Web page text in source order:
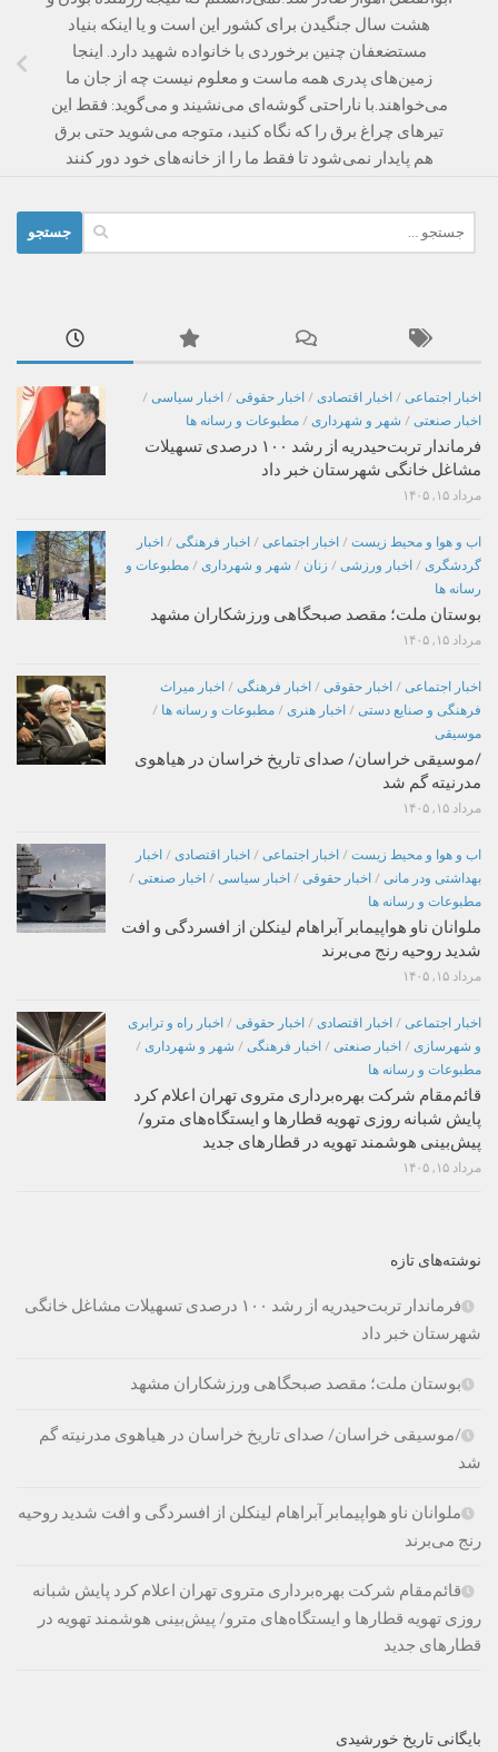
هشت سال جنگیدن برای کشور این است و یا اینکه بنیاد
مستضعفان چنین برخوردی با خانواده شهید دارد. اینجا
زمین‌های پدری همه ماست و معلوم نیست چه از جان ما
می‌خواهند.با ناراحتی گوشه‌ای می‌نشیند و می‌گوید: فقط این
تیرهای چراغ برق را که نگاه کنید، متوجه می‌شوید حتی برق
هم پایدار نمی‌شود تا فقط ما را از خانه‌های خود دور کنند
برای:
اخبار اجتماعی / اخبار اقتصادی / اخبار حقوقی / اخبار سیاسی /
اخبار صنعتی / شهر و شهرداری / مطبوعات و رسانه ها
فرماندار تربت‌حیدریه از رشد ۱۰۰ درصدی تسهیلات
مشاغل خانگی شهرستان خبر داد
مرداد ۱۵, ۱۴۰۵
اب و هوا و محیط زیست / اخبار اجتماعی / اخبار فرهنگی / اخبار
گردشگری / اخبار ورزشی / زنان / شهر و شهرداری / مطبوعات و
رسانه ها
بوستان ملت؛ مقصد صبحگاهی ورزشکاران مشهد
مرداد ۱۵, ۱۴۰۵
اخبار اجتماعی / اخبار حقوقی / اخبار فرهنگی / اخبار میراث
فرهنگی و صنایع دستی / اخبار هنری / مطبوعات و رسانه ها /
موسیقی
/موسیقی خراسان/ صدای تاریخ خراسان در هیاهوی
مدرنیته گم شد
مرداد ۱۵, ۱۴۰۵
اب و هوا و محیط زیست / اخبار اجتماعی / اخبار اقتصادی / اخبار
بهداشتی ودر مانی / اخبار حقوقی / اخبار سیاسی / اخبار صنعتی /
مطبوعات و رسانه ها
ملوانان ناو هواپیمابر آبراهام لینکلن از افسردگی و افت
شدید روحیه رنج می‌برند
مرداد ۱۵, ۱۴۰۵
اخبار اجتماعی / اخبار اقتصادی / اخبار حقوقی / اخبار راه و ترابری
و شهرسازی / اخبار صنعتی / اخبار فرهنگی / شهر و شهرداری /
مطبوعات و رسانه ها
قائم‌مقام شرکت بهره‌برداری متروی تهران اعلام کرد
پایش شبانه روزی تهویه قطارها و ایستگاه‌های مترو/
پیش‌بینی هوشمند تهویه در قطارهای جدید
مرداد ۱۵, ۱۴۰۵
نوشته‌های تازه
فرماندار تربت‌حیدریه از رشد ۱۰۰ درصدی تسهیلات مشاغل خانگی
شهرستان خبر داد
بوستان ملت؛ مقصد صبحگاهی ورزشکاران مشهد
/موسیقی خراسان/ صدای تاریخ خراسان در هیاهوی مدرنیته گم
شد
ملوانان ناو هواپیمابر آبراهام لینکلن از افسردگی و افت شدید روحیه
رنج می‌برند
قائم‌مقام شرکت بهره‌برداری متروی تهران اعلام کرد پایش شبانه
روزی تهویه قطارها و ایستگاه‌های مترو/ پیش‌بینی هوشمند تهویه در
قطارهای جدید
بایگانی تاریخ خورشیدی